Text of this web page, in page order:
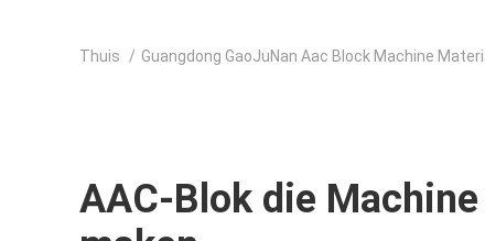
Thuis / Guangdong GaoJuNan Aac Block Machine
AAC-Blok die Machine